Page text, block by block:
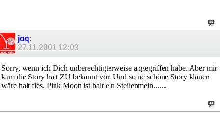
joq:
27.11.2001 12:03
Sorry, wenn ich Dich unberechtigterweise angegriffen habe. Aber mir
kam die Story halt ZU bekannt vor. Und so ne schöne Story klauen
wäre halt fies. Pink Moon ist halt ein Steilenmein.......